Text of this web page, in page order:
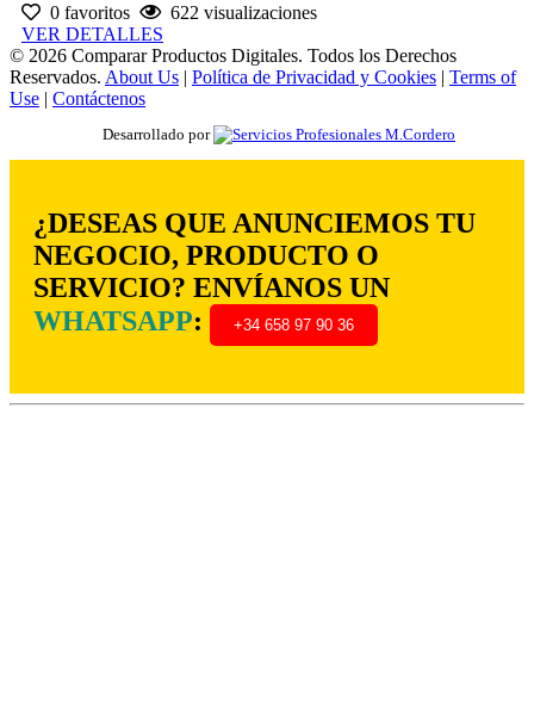
0 favoritos
622 visualizaciones
VER DETALLES
© 2026 Comparar Productos Digitales. Todos los Derechos
Reservados. About Us | Política de Privacidad y Cookies | Terms of
Use | Contáctenos
Desarrollado por
¿DESEAS QUE ANUNCIEMOS TU
NEGOCIO, PRODUCTO O
SERVICIO? ENVÍANOS UN
WHATSAPP: +34 658 97 90 36